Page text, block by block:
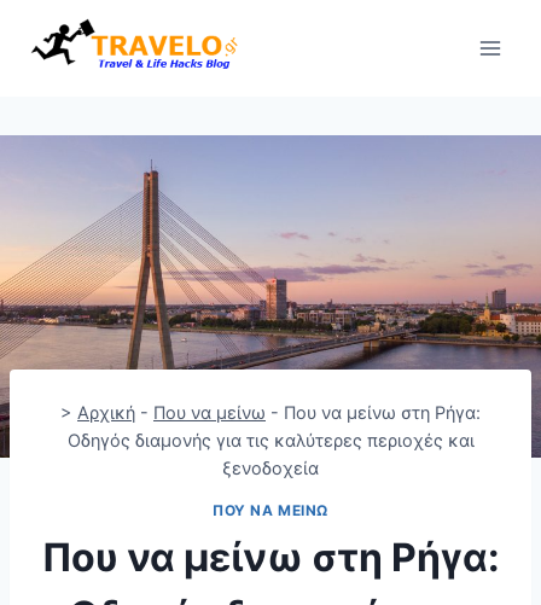
> Αρχική - Που να μείνω - Που να μείνω στη Ρήγα:
Οδηγός διαμονής για τις καλύτερες περιοχές και
ξενοδοχεία
ΠΟΥ ΝΑ ΜΕΊΝΩ
Που να μείνω στη Ρήγα: